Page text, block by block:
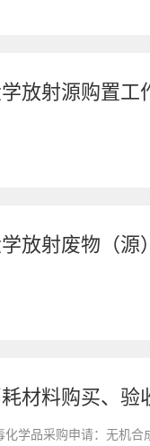
放射源购置工
放射废物（源
材料购买、验
化学品采购申请：无